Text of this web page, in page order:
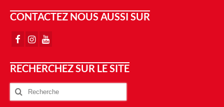
CONTACTEZ NOUS AUSSI SUR
RECHERCHEZ SUR LE SITE